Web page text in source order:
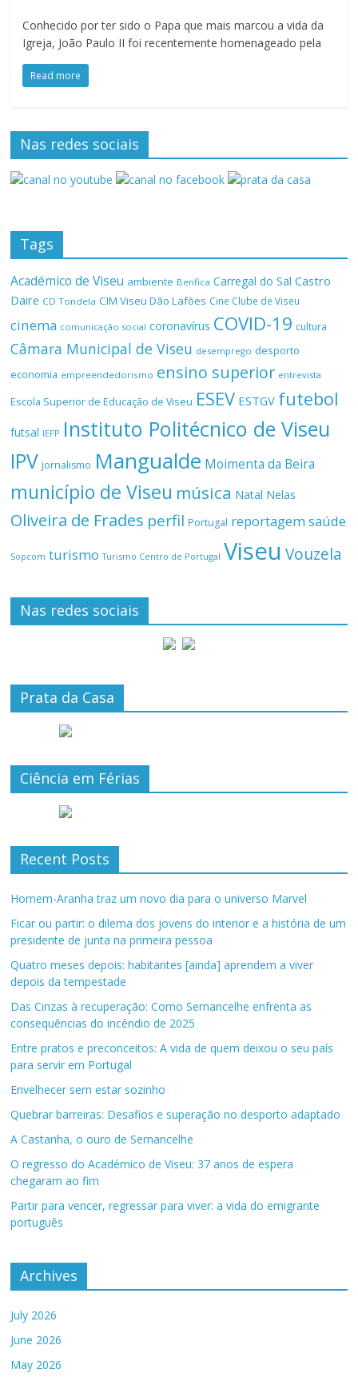
Conhecido por ter sido o Papa que mais marcou a vida da
Igreja, João Paulo II foi recentemente homenageado pela
Read more
Nas redes sociais
Tags
Académico de Viseu ambiente Benfica Carregal do Sal Castro
Daire CD Tondela CIM Viseu Dão Lafões Cine Clube de Viseu
cinema comunicação social coronavírus COVID-19 cultura
Câmara Municipal de Viseu desemprego desporto
economia empreendedorismo ensino superior entrevista
Escola Superior de Educação de Viseu ESEV ESTGV futebol
futsal IEFP Instituto Politécnico de Viseu
IPV jornalismo Mangualde Moimenta da Beira
município de Viseu música Natal Nelas
Oliveira de Frades perfil Portugal reportagemsaúde
Sopcom turismo Turismo Centro de Portugal Viseu Vouzela
Nas redes sociais
Prata da Casa
Ciência em Férias
Recent Posts
Homem-Aranha traz um novo dia para o universo Marvel
Ficar ou partir: o dilema dos jovens do interior e a história de um
presidente de junta na primeira pessoa
Quatro meses depois: habitantes [ainda] aprendem a viver
depois da tempestade
Das Cinzas à recuperação: Como Sernancelhe enfrenta as
consequências do incêndio de 2025
Entre pratos e preconceitos: A vida de quem deixou o seu país
para servir em Portugal
Envelhecer sem estar sozinho
Quebrar barreiras: Desafios e superação no desporto adaptado
A Castanha, o ouro de Sernancelhe
O regresso do Académico de Viseu: 37 anos de espera
chegaram ao fim
Partir para vencer, regressar para viver: a vida do emigrante
português
Archives
July 2026
June 2026
May 2026